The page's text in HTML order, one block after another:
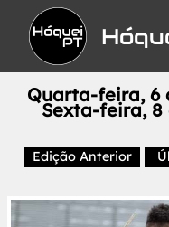
Quarta-feira, 6
Sexta-feira, 8
Edição Anterior